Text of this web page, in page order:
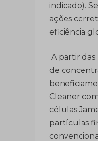
indicado).
ações
eficiência
A partir das
de
Cleaner
células
partículas